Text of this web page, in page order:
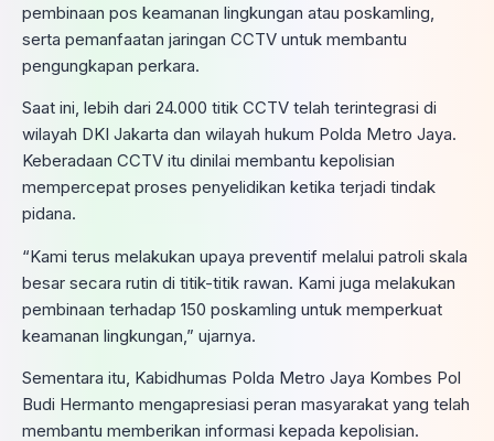
pembinaan pos keamanan lingkungan atau poskamling,
serta pemanfaatan jaringan CCTV untuk membantu
pengungkapan perkara.
Saat ini, lebih dari 24.000 titik CCTV telah terintegrasi di
wilayah DKI Jakarta dan wilayah hukum Polda Metro Jaya.
Keberadaan CCTV itu dinilai membantu kepolisian
mempercepat proses penyelidikan ketika terjadi tindak
pidana.
“Kami terus melakukan upaya preventif melalui patroli skala
besar secara rutin di titik-titik rawan. Kami juga melakukan
pembinaan terhadap 150 poskamling untuk memperkuat
keamanan lingkungan,” ujarnya.
Sementara itu, Kabidhumas Polda Metro Jaya Kombes Pol
Budi Hermanto mengapresiasi peran masyarakat yang telah
membantu memberikan informasi kepada kepolisian.